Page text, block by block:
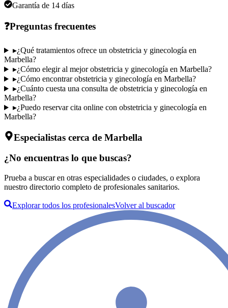
Garantía de 14 días
❓Preguntas frecuentes
▸¿Qué tratamientos ofrece un obstetricia y ginecología en
Marbella?
▸¿Cómo elegir al mejor obstetricia y ginecología en Marbella?
▸¿Cómo encontrar obstetricia y ginecología en Marbella?
▸¿Cuánto cuesta una consulta de obstetricia y ginecología en
Marbella?
▸¿Puedo reservar cita online con obstetricia y ginecología en
Marbella?
Especialistas cerca de Marbella
¿No encuentras lo que buscas?
Prueba a buscar en otras especialidades o ciudades, o explora
nuestro directorio completo de profesionales sanitarios.
Explorar todos los profesionalesVolver al buscador